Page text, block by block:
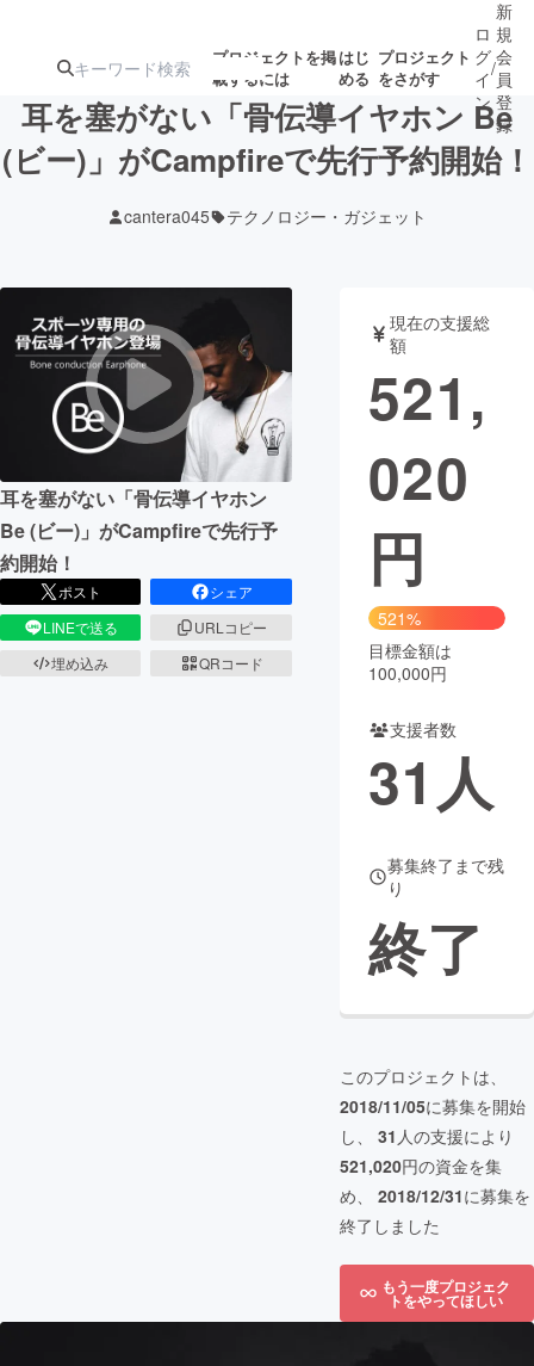
プロジェクトを掲
載するには
はじ
める
プロジェクト
をさがす
ターン
ジェクト
ロジェクト
アート・写真 音楽
テクノロジー・ガジェット ゲーム・サ
映像・映画
ビジネス・起業
まちづくり・地域活性化
CAMPFIRE for Social Good
CAMPFIRE Creation
コミュニティ
ロ
グ
イ
ン
/
新
規
会
員
登
録
耳を塞がない「骨伝導イヤホン Be
(ビー)」がCampfireで先行予約開始！
cantera045 テクノロジー・ガジェット
耳を塞がない「骨伝導イヤホン
Be (ビー)」がCampfireで先行予
約開始！
ポスト
シェア
LINEで送る
URLコピー
埋め込み
QRコード
現在の支援総
額
521,
020
円
521%
目標金額は
100,000円
支援者数
31 人
募集終了まで残
り
終了
このプロジェクトは、
2018/11/05に募集を開始
し、 31 人の支援により
521,020円の資金を集
め、 2018/12/31に募集を
終了しました
もう一度プロジェク
トをやってほしい